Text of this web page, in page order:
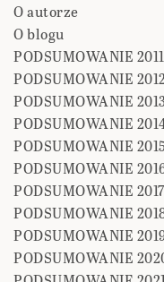
O autorze
O blogu
PODSUMOWANIE 2011
PODSUMOWANIE
PODSUMOWANIE
PODSUMOWANIE
PODSUMOWANIE
PODSUMOWANIE
PODSUMOWANIE 2017
PODSUMOWANIE
PODSUMOWANIE
PODSUMOWANIE